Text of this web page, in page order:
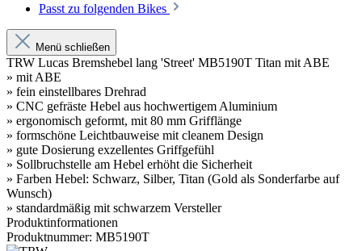
Passt zu folgenden Bikes
Menü schließen
TRW Lucas Bremshebel lang 'Street' MB5190T Titan mit ABE
» mit ABE
» fein einstellbares Drehrad
» CNC gefräste Hebel aus hochwertigem Aluminium
» ergonomisch geformt, mit 80 mm Grifflänge
» formschöne Leichtbauweise mit cleanem Design
» gute Dosierung exzellentes Griffgefühl
» Sollbruchstelle am Hebel erhöht die Sicherheit
» Farben Hebel: Schwarz, Silber, Titan (Gold als Sonderfarbe auf
Wunsch)
» standardmäßig mit schwarzem Versteller
Produktinformationen
Produktnummer: MB5190T